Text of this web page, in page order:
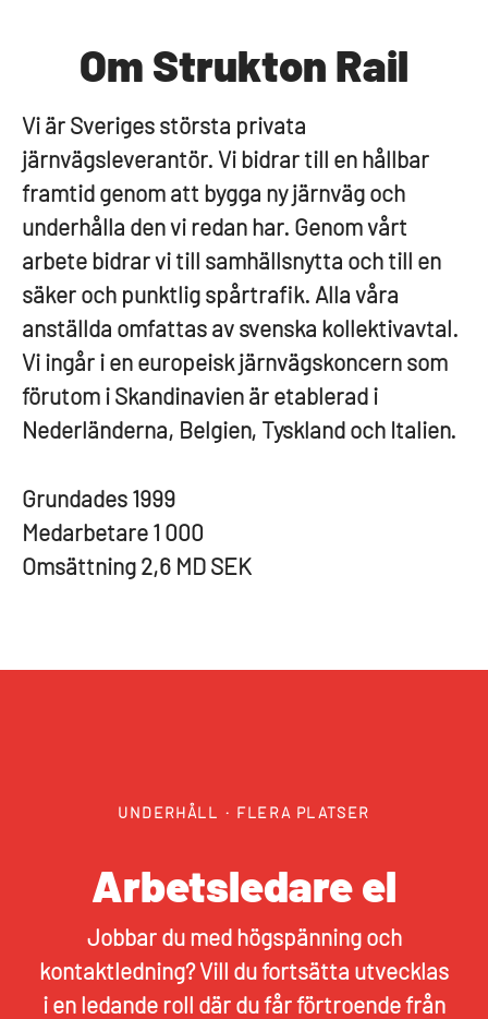
Om Strukton Rail
Vi är Sveriges största privata
järnvägsleverantör. Vi bidrar till en hållbar
framtid genom att bygga ny järnväg och
underhålla den vi redan har. Genom vårt
arbete bidrar vi till samhällsnytta och till en
säker och punktlig spårtrafik. Alla våra
anställda omfattas av svenska kollektivavtal.
Vi ingår i en europeisk järnvägskoncern som
förutom i Skandinavien är etablerad i
Nederländerna, Belgien, Tyskland och Italien.
Grundades 1999
Medarbetare 1 000
Omsättning 2,6 MD SEK
UNDERHÅLL · FLERA PLATSER
Arbetsledare el
Jobbar du med högspänning och
kontaktledning? Vill du fortsätta utvecklas
i en ledande roll där du får förtroende från